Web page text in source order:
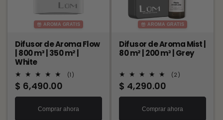
AROMA GRATIS
Difusor de Aroma Flow
| 800 m³ | 350 m² |
White
(1)
Precio
habitual
$ 6,490.00
Comprar ahora
AROMA GRATIS
Difusor de Aroma Mist |
80 m² | 200 m³ | Grey
(2)
Precio
habitual
$ 4,290.00
Comprar ahora